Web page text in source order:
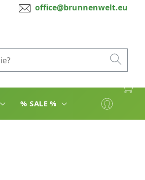
office@brunnenwelt.eu
% SALE %